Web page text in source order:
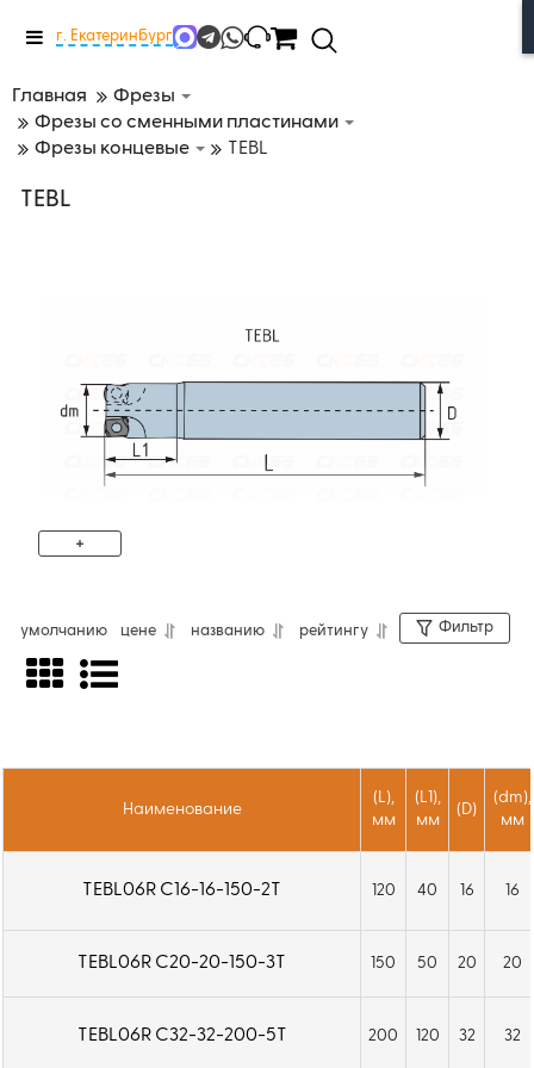
Меню
г. Екатеринбург
Главная
Фрезы
Фрезы со сменными пластинами
Фрезы концевые
TEBL
TEBL
высокопроизводительного фрезерования
пазов, уступов и обработки сложных
высокую производительность и длительный
срок службы инструмента. Конструкция
фрез обеспечивает эффективное удаление
стружки, снижение вибраций и высокое
+
умолчанию цене названию рейтингу Фильтр
Наименование
(L),
мм
(L1),
мм
(D)
(dm),
мм
TEBL06R C16-16-150-2T 120 40 16 16
TEBL06R C20-20-150-3T 150 50 20 20
TEBL06R C32-32-200-5T 200 120 32 32